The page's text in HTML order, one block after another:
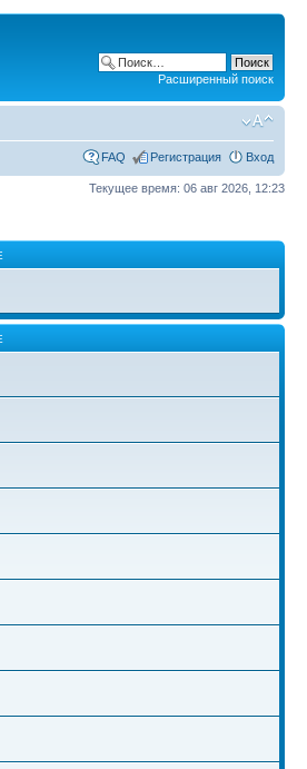
Расширенный поиск
FAQ Регистрация Вход
Текущее время: 06 авг 2026, 12:23